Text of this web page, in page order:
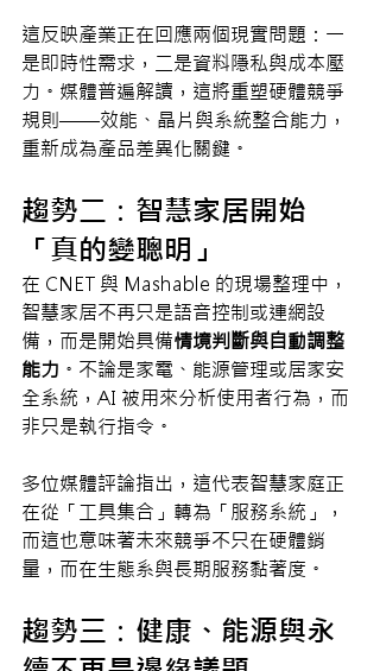
這反映產業正在回應兩個現實問題：一
是即時性需求，二是資料隱私與成本壓
力。媒體普遍解讀，這將重塑硬體競爭
規則——效能、晶片與系統整合能力，
重新成為產品差異化關鍵。
趨勢二：智慧家居開始
「真的變聰明」
在 CNET 與 Mashable 的現場整理中，
智慧家居不再只是語音控制或連網設
備，而是開始具備情境判斷與自動調整
能力 。不論是家電、能源管理或居家安
全系統，AI 被用來分析使用者行為，而
非只是執行指令。
多位媒體評論指出，這代表智慧家庭正
在從「工具集合」轉為「服務系統」，
而這也意味著未來競爭不只在硬體銷
量，而在生態系與長期服務黏著度。
趨勢三：健康、能源與永